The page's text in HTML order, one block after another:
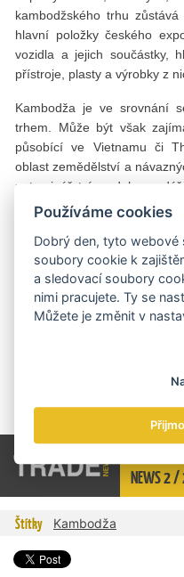
kambodžského trhu
hlavní položky českého
vozidla a jejich součástky,
přístroje, plasty a výrobky z
Kambodža je ve srovnání
trhem. Může být však
působící ve Vietnamu či
oblast zemědělství a
potravinářství,
zdravotnictví. Další
posledních letech by
zlepšování infrastruktury
šance pro české exportéry v
rozvojem infrastruktury a
včetně tréninku a
Foto: Aleš Martan
NEWS 2
Štítky Kambodža
Používáme cookies
Dobrý den, tyto webové
soubory cookie k
a sledovací soubory
nimi pracujete. Ty se
Můžete je změnit v